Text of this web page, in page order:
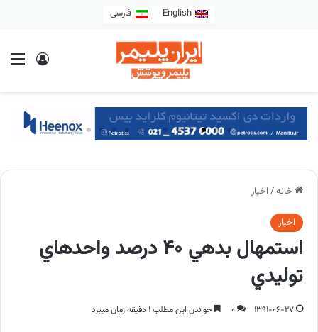
English فارسی
خانه/ اخبار
اخبار
استمهال بدهي 40 درصد واحدهاي
توليدي
1391-06-27
0 خواندن این مطلب 1 دقیقه زمان میبرد